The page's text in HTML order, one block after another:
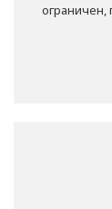
ограничен,